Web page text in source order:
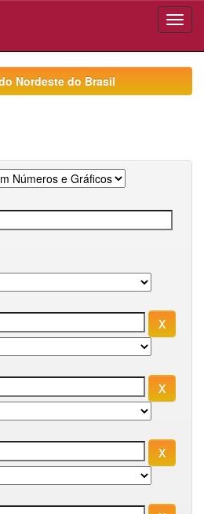
Nordeste do Brasil